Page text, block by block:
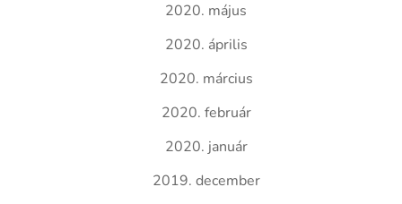
2020. május
2020. április
2020. március
2020. február
2020. január
2019. december